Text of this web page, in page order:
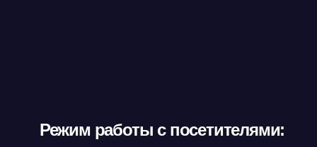
Режим работы с посетителями: